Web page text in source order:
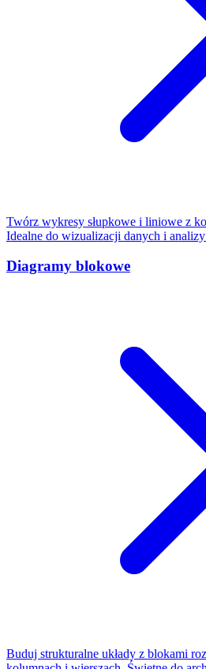
Twórz wykresy słupkowe i liniowe z
Idealne do wizualizacji danych i
Diagramy blokowe
Buduj strukturalne układy z blokami